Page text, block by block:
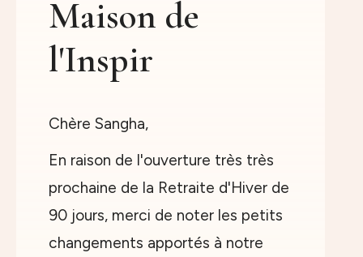
Maison de
l'Inspir
Chère Sangha,
En raison de l'ouverture très très
prochaine de la Retraite d'Hiver de
90 jours, merci de noter les petits
changements apportés à notre